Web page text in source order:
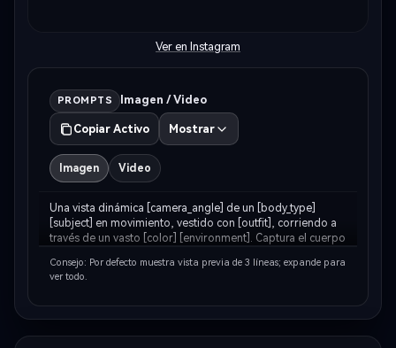
Ver en Instagram
PROMPTS Imagen / Video
Copiar Activo Mostrar
Imagen Video
Una vista dinámica [camera_angle] de un [body_type]
[subject] en movimiento, vestido con [outfit], corriendo a
través de un vasto [color] [environment]. Captura el cuerpo
[environment_detail] levantándose alrededor de [su]…
Consejo: Por defecto muestra vista previa de 3 líneas; expande para
ver todo.